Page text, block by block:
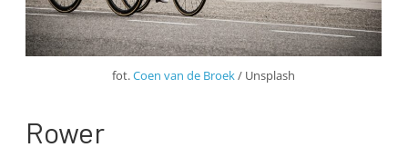
fot.Coen van de Broek/ Unsplash
Rower